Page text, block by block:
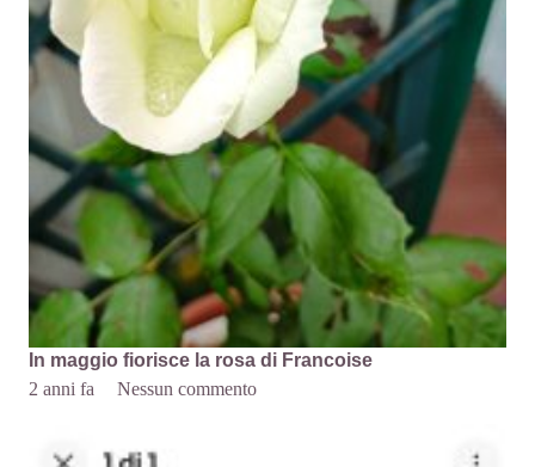
In maggio fiorisce la rosa di Francoise
2 anni fa
Nessun commento